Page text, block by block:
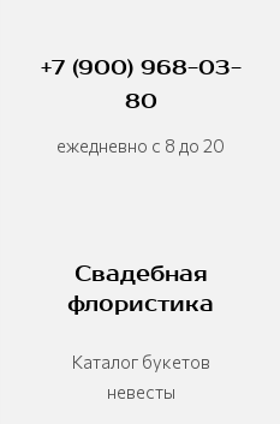
+7 (900) 968-03-
80
ежедневно с 8 до 20
Свадебная
флористика
Каталог букетов
невесты